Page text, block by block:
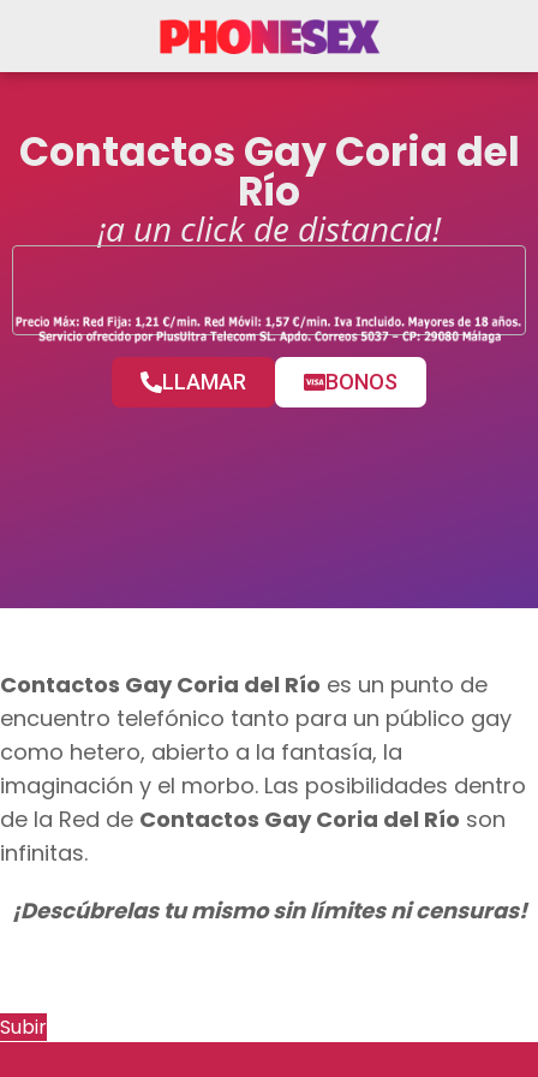
Contactos Gay Coria del
Río
¡a un click de distancia!
LLAMAR BONOS
Contactos Gay Coria del Río es un punto de
encuentro telefónico tanto para un público gay
como hetero, abierto a la fantasía, la
imaginación y el morbo. Las posibilidades dentro
de la Red de Contactos Gay Coria del Río son
infinitas.
¡Descúbrelas tu mismo sin límites ni censuras!
Subir